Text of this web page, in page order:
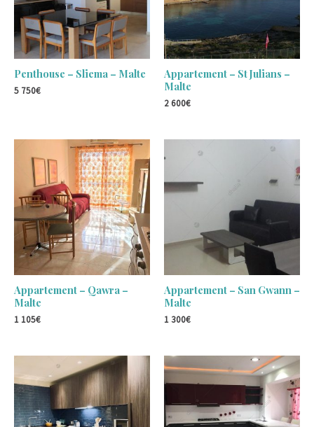
Penthouse – Sliema – Malte
5 750€
Appartement – St Julians –
Malte
2 600€
Appartement – Qawra –
Malte
1 105€
Appartement – San Gwann –
Malte
1 300€